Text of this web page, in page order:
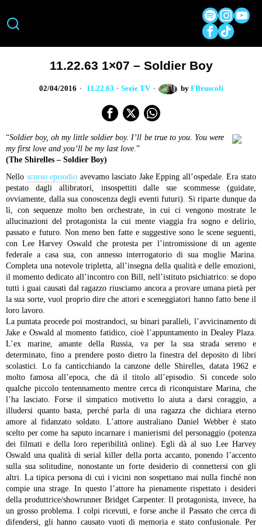
11.22.63 1×07 – Soldier Boy
02/04/2016 11.22.63 · Serie TV by FBruscoli
“Soldier boy, oh my little soldier boy. I’ll be true to you. You were
my first love and you’ll be my last love. ”
(The Shirelles – Soldier Boy)
Nello scorso episodio avevamo lasciato Jake Epping all’ospedale. Era stato
pestato dagli allibratori, insospettiti dalle sue scommesse (guidate,
ovviamente, dalla sua conoscenza degli eventi futuri). Si riparte dunque da
lì, con sequenze molto ben orchestrate, in cui ci vengono mostrate le
allucinazioni del protagonista la cui mente viaggia fra sogno e delirio,
passato e futuro. Non meno ben fatte e suggestive sono le scene seguenti,
con Lee Harvey Oswald che protesta per l’intromissione di un agente
federale a casa sua, con annesso interrogatorio di sua moglie Marina.
Completa una notevole tripletta, all’insegna della qualità e delle emozioni,
il momento dedicato all’incontro con Bill, nell’istituto psichiatrico: se dopo
tutti i guai causati dal ragazzo riusciamo ancora a provare umana pietà per
la sua sorte, vuol proprio dire che attori e sceneggiatori hanno fatto bene il
loro lavoro.
La puntata procede poi mostrandoci, su binari paralleli, l’avvicinamento di
Jake e Oswald al momento fatidico, cioè l’appuntamento in Dealey Plaza.
L’ex marine, amante della Russia, va per la sua strada sereno e
determinato, fino a prendere posto dietro la finestra del deposito di libri
scolastici. Lo fa canticchiando la canzone delle Shirelles, datata 1962 e
molto famosa all’epoca, che dà il titolo all’episodio. Si concede solo
qualche piccolo tentennamento mentre cerca di riconquistare Marina, che
l’ha lasciato. Forse il simpatico motivetto lo aiuta a darsi coraggio, a
illudersi quanto basta, perché parla di una ragazza che dichiara eterno
amore al fidanzato soldato. L’attore australiano Daniel Webber è stato
scelto per come ha saputo incarnare i manierismi del personaggio (potenza
dei filmati e della loro reperibilità online). Egli dà al suo Lee Harvey
Oswald una qualità di serial killer della porta accanto, ponendo l’accento
sulla sua solitudine, nonostante un forte desiderio di connettersi con gli
altri. La tipica persona di cui i vicini non sospettano mai nulla finché non
compie una strage. In questo l’attore ha pienamente rispettato i desideri
della produttrice/showrunner Bridget Carpenter. Il protagonista, invece, ha
un grosso problema. I colpi ricevuti, e forse anche il Passato che cerca di
difendersi, gli hanno causato vuoti di memoria e stato confusionale. Per